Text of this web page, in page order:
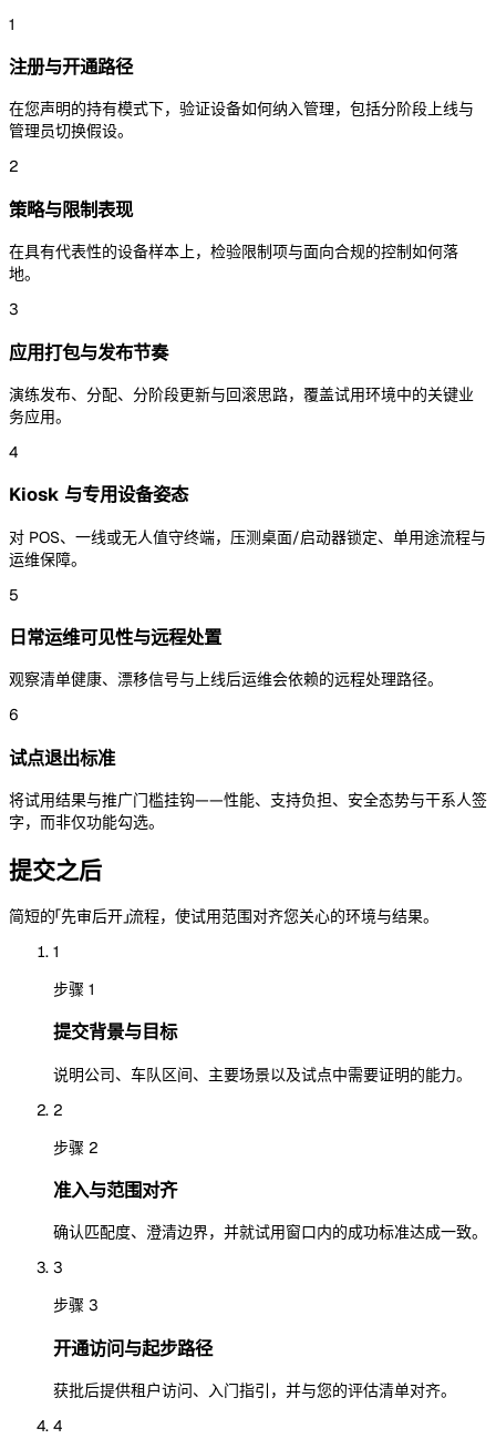
1
注册与开通路径
在您声明的持有模式下，验证设备如何纳入管理，包括分阶段上线与
管理员切换假设。
2
策略与限制表现
在具有代表性的设备样本上，检验限制项与面向合规的控制如何落
地。
3
应用打包与发布节奏
演练发布、分配、分阶段更新与回滚思路，覆盖试用环境中的关键业
务应用。
4
Kiosk 与专用设备姿态
对 POS、一线或无人值守终端，压测桌面/启动器锁定、单用途流程与
运维保障。
5
日常运维可见性与远程处置
观察清单健康、漂移信号与上线后运维会依赖的远程处理路径。
6
试点退出标准
将试用结果与推广门槛挂钩——性能、支持负担、安全态势与干系人签
字，而非仅功能勾选。
提交之后
简短的「先审后开」流程，使试用范围对齐您关心的环境与结果。
1
步骤 1
提交背景与目标
说明公司、车队区间、主要场景以及试点中需要证明的能力。
2
步骤 2
准入与范围对齐
确认匹配度、澄清边界，并就试用窗口内的成功标准达成一致。
3
步骤 3
开通访问与起步路径
获批后提供租户访问、入门指引，并与您的评估清单对齐。
4